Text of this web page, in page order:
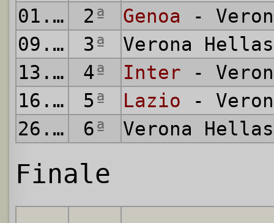
01.06.1976
2ª Genoa -
09.06.1976
3ª
Verona
13.06.1976
4ª Inter -
16.06.1976
5ª Lazio -
26.06.1976
6ª Verona
Finale